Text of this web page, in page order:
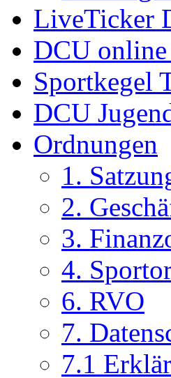
LiveTicker
DCU
Sportkegel
DCU
Ordnungen
1.
2.
3.
4.
6. RVO
7.
7.1